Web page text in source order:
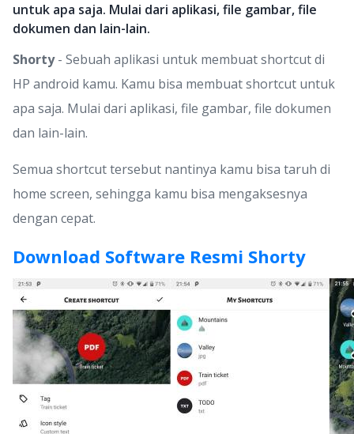
untuk apa saja. Mulai dari aplikasi, file gambar, file
dokumen dan lain-lain.
Shorty- Sebuah aplikasi untuk membuat shortcut di
HP android kamu. Kamu bisa membuat shortcut untuk
apa saja. Mulai dari aplikasi, file gambar, file dokumen
dan lain-lain.
Semua shortcut tersebut nantinya kamu bisa taruh di
home screen, sehingga kamu bisa mengaksesnya
dengan cepat.
Download Software Resmi Shorty